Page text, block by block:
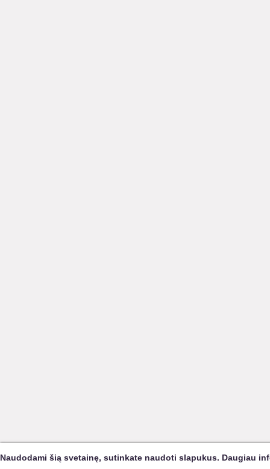
Naudodami šią svetainę, sutinkate naudoti slapukus. Daugiau